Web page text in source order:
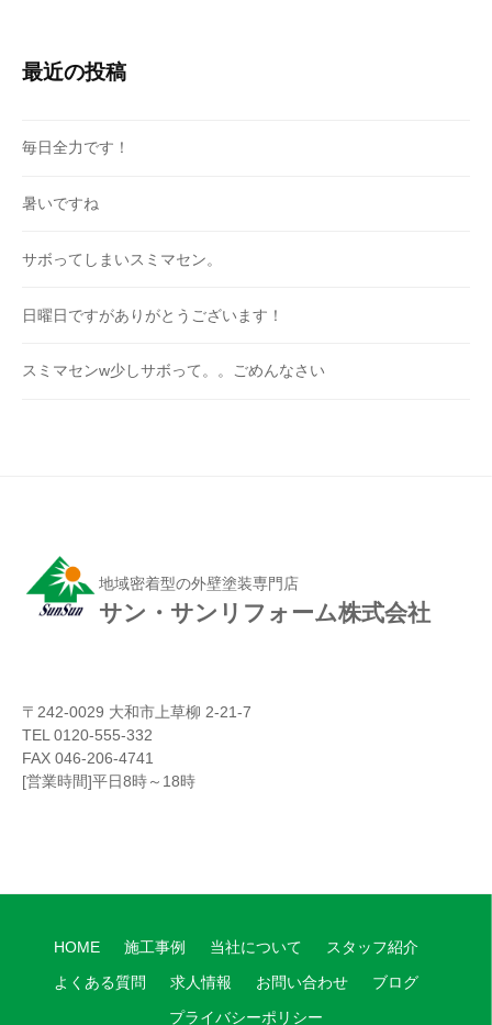
最近の投稿
毎日全力です！
暑いですね
サボってしまいスミマセン。
日曜日ですがありがとうございます！
スミマセンw少しサボって。。ごめんなさい
地域密着型の外壁塗装専門店
サン・サンリフォーム株式会社
〒242-0029 大和市上草柳 2-21-7
TEL 0120-555-332
FAX 046-206-4741
[営業時間]平日8時～18時
HOME 施工事例 当社について スタッフ紹介
よくある質問 求人情報 お問い合わせ ブログ
プライバシーポリシー